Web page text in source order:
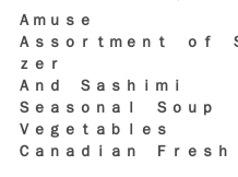
Ａｍｕｓｅ
Ａｓｓｏｒｔｍｅｎｔ ｏｆ
ｚｅｒ
Ａｎｄ Ｓａｓｈｉｍｉ
Ｓｅａｓｏｎａｌ Ｓｏｕｐ
Ｖｅｇｅｔａｂｌｅｓ
Ｃａｎａｄｉａｎ Ｆｒｅｓｈ